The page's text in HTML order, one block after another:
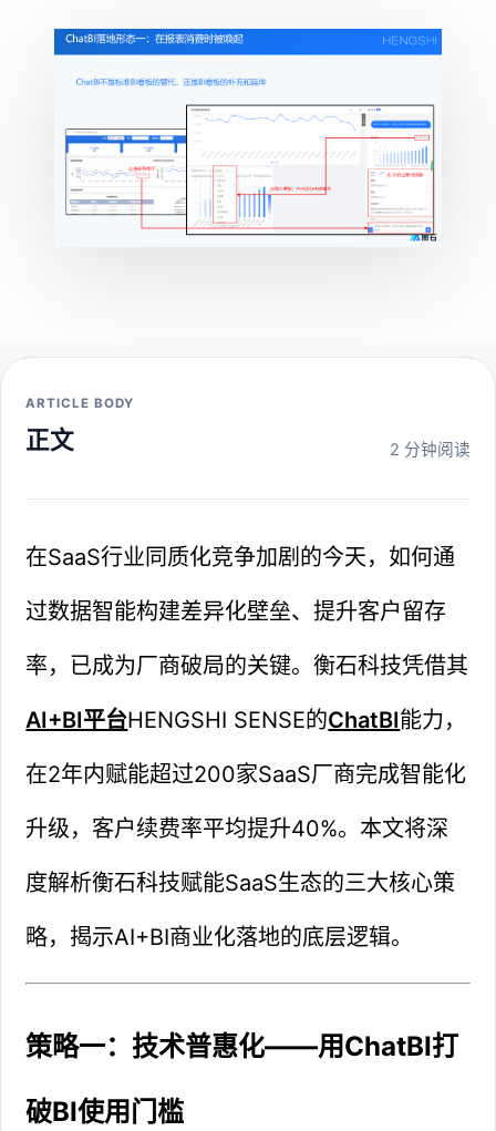
ARTICLE BODY
正文 2 分钟阅读
在SaaS行业同质化竞争加剧的今天，如何通
过数据智能构建差异化壁垒、提升客户留存
率，已成为厂商破局的关键。衡石科技凭借其
AI+BI平台HENGSHI SENSE的ChatBI能力，
在2年内赋能超过200家SaaS厂商完成智能化
升级，客户续费率平均提升40%。本文将深
度解析衡石科技赋能SaaS生态的三大核心策
略，揭示AI+BI商业化落地的底层逻辑。
策略一：技术普惠化——用ChatBI打
破BI使用门槛